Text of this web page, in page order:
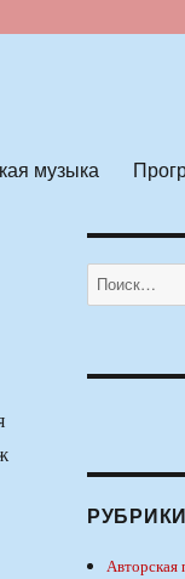
музыка
Искать:
РУБРИКИ
Авторская